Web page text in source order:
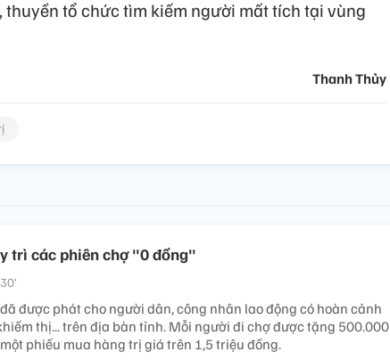
tổ chức tìm kiếm người mất tích tại vùng
Thanh Thủy
trì các phiên chợ "0 đồng"
được phát cho người dân, công nhân lao động có hoàn cảnh
thị... trên địa bàn tỉnh. Mỗi người đi chợ được tặng 500.000
phiếu mua hàng trị giá trên 1,5 triệu đồng.